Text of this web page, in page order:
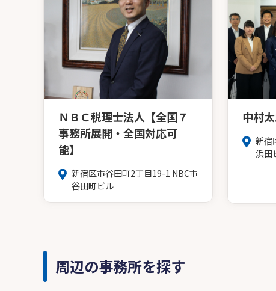
ＮＢＣ税理士法人【全国７
事務所展開・全国対応可
能】
新宿区市谷田町2丁目19-1 NBC市
谷田町ビル
中村
新宿
浜田
周辺の事務所を探す